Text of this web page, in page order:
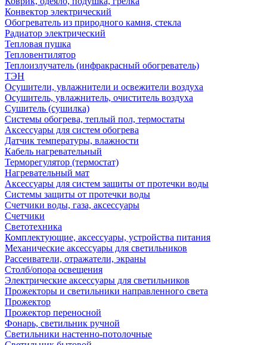
Конвектор электрический
Обогреватель из природного камня, стекла
Радиатор электрический
Тепловая пушка
Тепловентилятор
Теплоизлучатель (инфракрасный обогреватель)
ТЭН
Осушители, увлажнители и освежители воздуха
Осушитель, увлажнитель, очиститель воздуха
Сушитель (сушилка)
Системы обогрева, теплый пол, термостаты
Аксессуары для систем обогрева
Датчик температуры, влажности
Кабель нагревательный
Терморегулятор (термостат)
Нагревательный мат
Аксессуары для систем защиты от протечки воды
Системы защиты от протечки воды
Счетчики воды, газа, аксессуары
Счетчики
Светотехника
Комплектующие, аксессуары, устройства питания
Механические аксессуары для светильников
Рассеиватели, отражатели, экраны
Столб/опора освещения
Электрические аксессуары для светильников
Прожекторы и светильники направленного света
Прожектор
Прожектор переносной
Фонарь, светильник ручной
Светильники настенно-потолочные